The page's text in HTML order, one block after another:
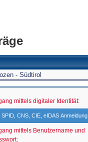
- Südtirol
mittels digitaler Identität:
SPID, CNS, CIE, eIDAS Anmeldung
mittels Benutzername und